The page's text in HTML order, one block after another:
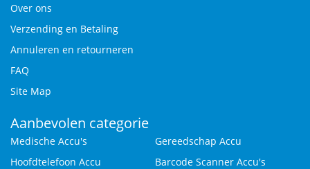
Over ons
Verzending en Betaling
Annuleren en retourneren
FAQ
Site Map
Aanbevolen categorie
Medische Accu's
Gereedschap Accu
Hoofdtelefoon Accu
Barcode Scanner Accu's